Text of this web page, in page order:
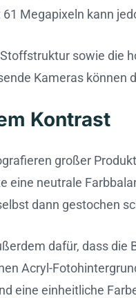
Megapixeln kann
sowie die
Kameras können
Kontrast
großer
eine neutrale
dann gestochen
dafür, dass die
Acryl-
eine einheitliche